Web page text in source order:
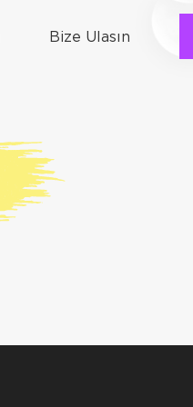
Bize Ulasın